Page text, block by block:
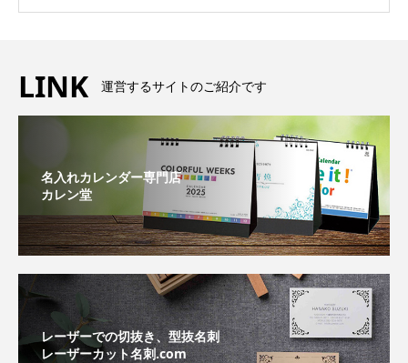
LINK 運営するサイトのご紹介です
名入れカレンダー専門店
カレン堂
レーザーでの切抜き、型抜名刺
レーザーカット名刺.com